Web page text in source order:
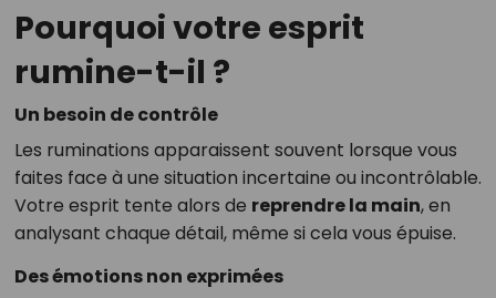
Pourquoi votre esprit
rumine-t-il ?
Un besoin de contrôle
Les ruminations apparaissent souvent lorsque vous
faites face à une situation incertaine ou incontrôlable.
Votre esprit tente alors de reprendre la main, en
analysant chaque détail, même si cela vous épuise.
Des émotions non exprimées